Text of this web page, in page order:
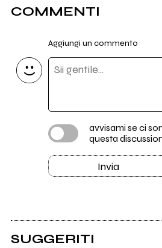
COMMENTI
Aggiungi un commento
avvisami se ci
questa
Invia
SUGGERITI